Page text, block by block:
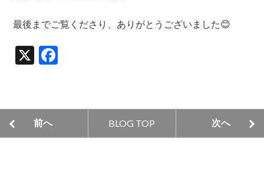
最後までご覧くださり、ありがとうございました😊
X
e
前へ BLOG TOP 次へ